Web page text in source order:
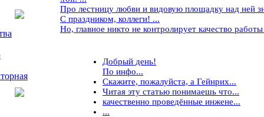
Про лестницу любви и видовую площадку над ней
С праздником, коллеги! ...
Но, главное никто не контролирует качество
Добрый день!
По инфо...
Скажите, пожалуйста, а Гейнрих...
Читая эту статью понимаешь что...
качественно проведённые инжене...
...